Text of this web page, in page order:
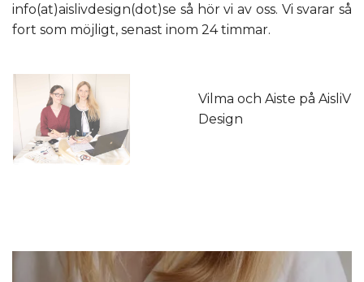
info(at)aislivdesign(dot)se så hör vi av oss. Vi svarar så
fort som möjligt, senast inom 24 timmar.
Vilma och Aiste på AisliV
Design